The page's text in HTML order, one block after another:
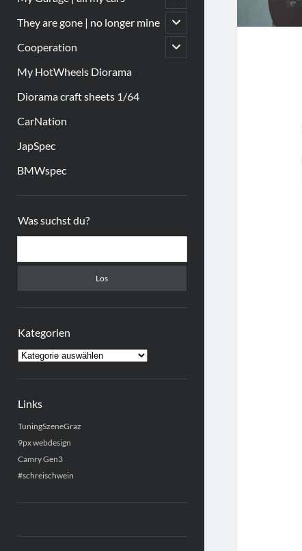
öffnen
They are gone | no longer mine
Untermenü
öffnen
Cooperation
Untermenü
öffnen
My HotWheels Diorama
Diorama craft sheets 1/64
CarNation
JapSpec
BMWspec
Was suchst du?
Kategorien
Kategorien
Links
TuningSzeneGraz
9px webdesign
Camry Gen3
#schreischwein